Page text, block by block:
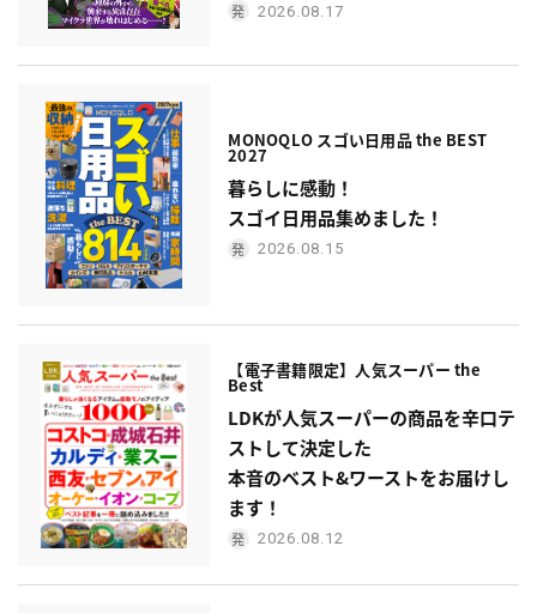
2026.08.17
MONOQLO スゴい日用品 the BEST
2027
暮らしに感動！
スゴイ日用品集めました！
2026.08.15
【電子書籍限定】人気スーパー the
Best
LDKが人気スーパーの商品を辛口テ
ストして決定した
本音のベスト&ワーストをお届けし
ます！
2026.08.12